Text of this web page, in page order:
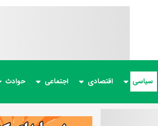
سیاسی اقتصادی اجتماعی حوادث